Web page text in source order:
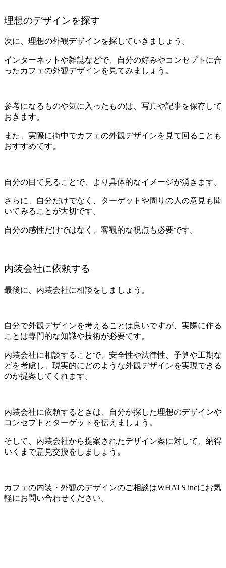
理想のデザインを探す
次に、理想の外観デザインを探していきましょう。
インターネットや雑誌などで、自分の好みやコンセプトに合
ったカフェの外観デザインを見てみましょう。
参考になるものや気に入ったものは、写真や記事を保存して
おきます。
また、実際に街中でカフェの外観デザインを見て回ることも
おすすめです。
自分の目で見ることで、より具体的なイメージが湧きます。
さらに、自分だけでなく、ターゲットや周りの人の意見も聞
いてみることが大切です。
自分の感性だけではなく、客観的な視点も必要です。
内装会社に依頼する
最後に、内装会社に相談をしましょう。
自分で外観デザインを考えることは良いですが、実際に作る
ことは専門的な知識や技術が必要です。
内装会社に相談することで、安全性や法律性、予算や工期な
どを考慮し、現実的にどのような外観デザインを実現できる
のか提案してくれます。
内装会社に依頼するときは、自分が探した理想のデザインや
コンセプトとターゲットを伝えましょう。
そして、内装会社から提案されたデザイン案に対して、納得
いくまで意見交換をしましょう。
カフェの内装・外観のデザインのご相談はWHATS incにお気
軽にお問い合わせください。